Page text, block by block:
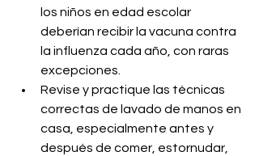
los niños en edad escolar
deberían recibir la vacuna contra
la influenza cada año, con raras
excepciones.
Revise y practique las técnicas
correctas de lavado de manos en
casa, especialmente antes y
después de comer, estornudar,